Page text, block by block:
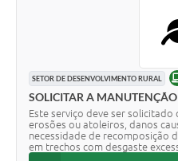
SETOR DE DESENVOLVIMENTO RURAL
SOLICITAR A
Este serviço deve ser solicitado
erosões ou atoleiros, danos
necessidade de recomposição
em trechos com desgaste